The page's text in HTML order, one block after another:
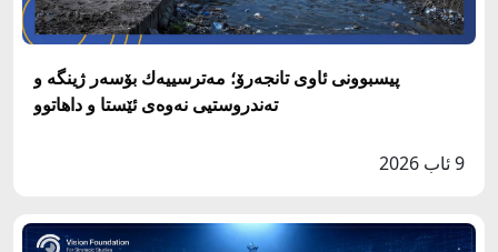
پيسبوونى ئاوى تانجه‌رۆ؛ مه‌ترسييه‌ك بۆسه‌ر ژينگه‌ و
ته‌ندروستيى نه‌وه‌ى ئێستا و داهاتوو
9 ئاب 2026